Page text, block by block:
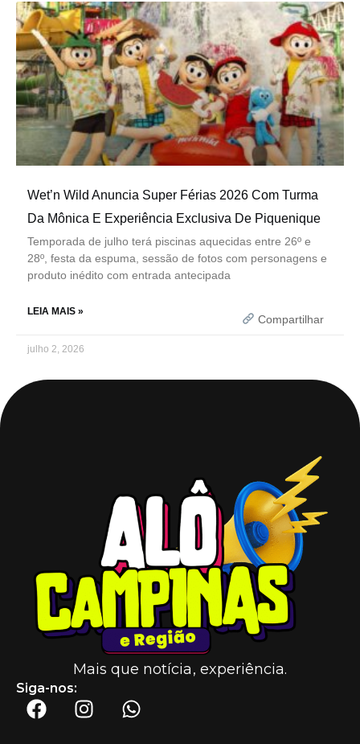
Wet’n Wild Anuncia Super Férias 2026 Com Turma
Da Mônica E Experiência Exclusiva De Piquenique
Temporada de julho terá piscinas aquecidas entre 26º e
28º, festa da espuma, sessão de fotos com personagens e
produto inédito com entrada antecipada
LEIA MAIS »
Compartilhar
julho 2, 2026
Mais que notícia, experiência.
Siga-nos: